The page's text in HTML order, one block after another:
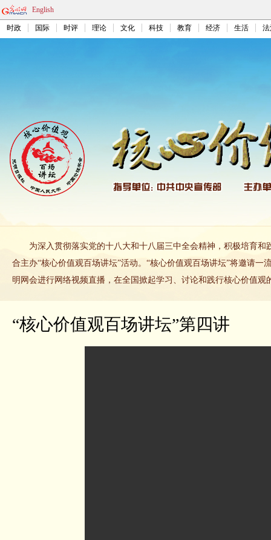
English
时政 国际 时评 理论 文化 科技 教育 经济 生活
为深入贯彻落实党的十八大和十八届三中全会精神，积极培育
合主办“核心价值观百场讲坛”活动。“核心价值观百场讲坛”将邀请
明网会进行网络视频直播，在全国掀起学习、讨论和践行核心价值观
“核心价值观百场讲坛”第四讲